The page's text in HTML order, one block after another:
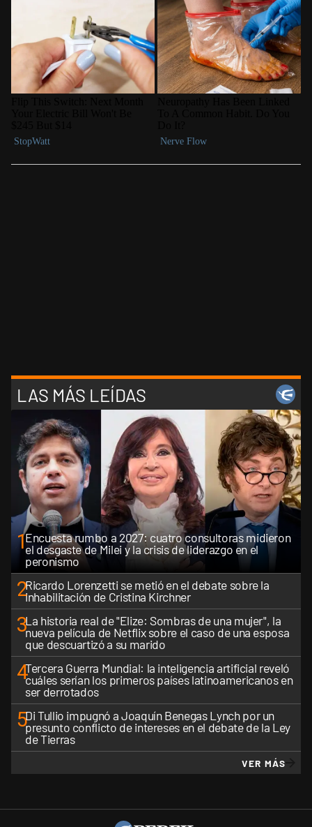
LAS MÁS LEÍDAS
1Encuesta rumbo a 2027: cuatro consultoras midieron
el desgaste de Milei y la crisis de liderazgo en el
peronismo
2Ricardo Lorenzetti se metió en el debate sobre la
inhabilitación de Cristina Kirchner
3La historia real de "Elize: Sombras de una mujer", la
nueva película de Netflix sobre el caso de una esposa
que descuartizó a su marido
4Tercera Guerra Mundial: la inteligencia artificial reveló
cuáles serían los primeros países latinoamericanos en
ser derrotados
5Di Tullio impugnó a Joaquín Benegas Lynch por un
presunto conflicto de intereses en el debate de la Ley
de Tierras
VER MÁS